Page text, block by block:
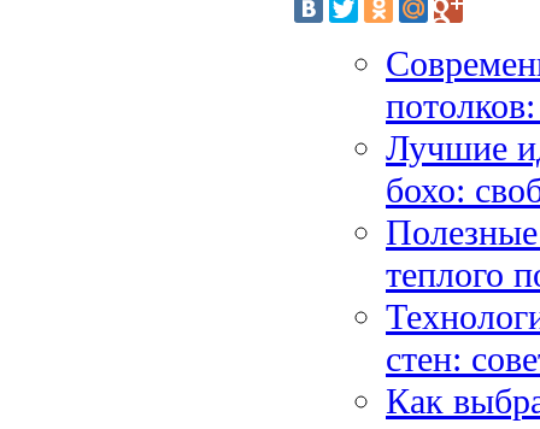
Лучшие
бохо:
теплого
стен:
Как